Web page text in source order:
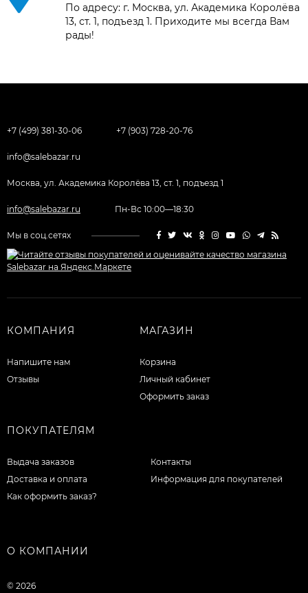
По адресу: г. Москва, ул. Академика Королёва
13, ст. 1, подъезд 1. Приходите мы всегда Вам
рады!
+7 (499) 381-30-06 +7 (903) 728-20-76
info@salebazar.ru
Москва, ул. Академика Королёва 13, ст. 1, подъезд 1
info@salebazar.ru Пн-Вс 10:00—18:30
Мы в соц.сетях
КОМПАНИЯ
Напишите нам
Отзывы
МАГАЗИН
Корзина
Личный кабинет
Оформить заказ
ПОКУПАТЕЛЯМ
Выдача заказов
Доставка и оплата
Как оформить заказ?
Контакты
Информация для покупателей
О КОМПАНИИ
© 2026